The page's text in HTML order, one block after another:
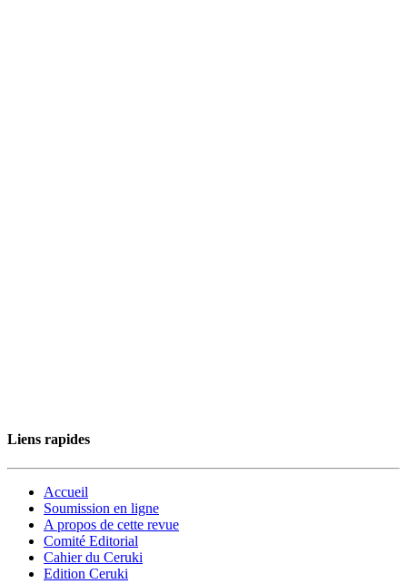
Liens rapides
Accueil
Soumission en ligne
A propos de cette revue
Comité Editorial
Cahier du Ceruki
Edition Ceruki